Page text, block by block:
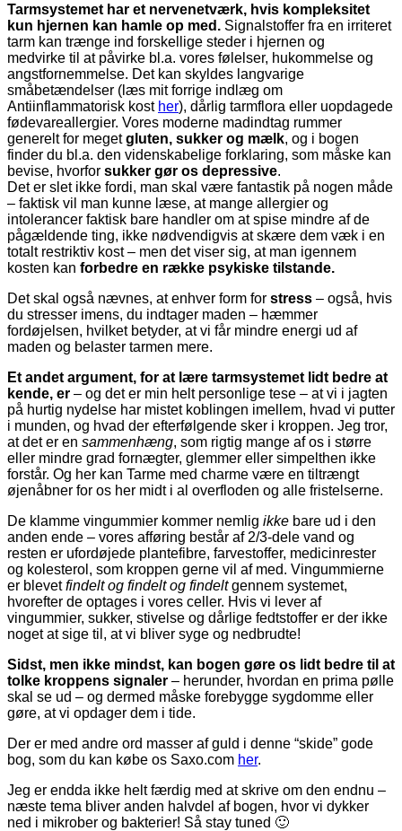
Tarmsystemet har et nervenetværk, hvis kompleksitet
kun hjernen kan hamle op med. Signalstoffer fra en irriteret
tarm kan trænge ind forskellige steder i hjernen og
medvirke til at påvirke bl.a. vores følelser, hukommelse og
angstfornemmelse. Det kan skyldes langvarige
småbetændelser (læs mit forrige indlæg om
Antiinflammatorisk kost her), dårlig tarmflora eller uopdagede
fødevareallergier. Vores moderne madindtag rummer
generelt for megetgluten, sukker og mælk, og i bogen
finder du bl.a. den videnskabelige forklaring, som måske kan
bevise, hvorfor sukker gør os depressive.
Det er slet ikke fordi, man skal være fantastik på nogen måde
– faktisk vil man kunne læse, at mange allergier og
intolerancer faktisk bare handler om at spise mindre af de
pågældende ting, ikke nødvendigvis at skære dem væk i en
totalt restriktiv kost – men det viser sig, at man igennem
kosten kan forbedre en række psykiske tilstande.
Det skal også nævnes, at enhver form for stress – også, hvis
du stresser imens, du indtager maden – hæmmer
fordøjelsen, hvilket betyder, at vi får mindre energi ud af
maden og belaster tarmen mere.
Et andet argument, for at lære tarmsystemet lidt bedre at
kende, er – og det er min helt personlige tese – at vi i jagten
på hurtig nydelse har mistet koblingen imellem, hvad vi putter
i munden, og hvad der efterfølgende sker i kroppen. Jeg tror,
at det er en sammenhæng, som rigtig mange af os i større
eller mindre grad fornægter, glemmer eller simpelthen ikke
forstår. Og her kan Tarme med charme være en tiltrængt
øjenåbner for os her midt i al overfloden og alle fristelserne.
De klamme vingummier kommer nemlig ikke bare ud i den
anden ende – vores afføring består af 2/3-dele vand og
resten er ufordøjede plantefibre, farvestoffer, medicinrester
og kolesterol, som kroppen gerne vil af med. Vingummierne
er blevetfindelt og findelt og findeltgennem systemet,
hvorefter de optages i vores celler. Hvis vi lever af
vingummier, sukker, stivelse og dårlige fedtstoffer er der ikke
noget at sige til, at vi bliver syge og nedbrudte!
Sidst, men ikke mindst, kan bogen gøre os lidt bedre til at
tolke kroppens signaler – herunder, hvordan en prima pølle
skal se ud – og dermed måske forebygge sygdomme eller
gøre, at vi opdager dem i tide.
Der er med andre ord masser af guld i denne “skide” gode
bog, som du kan købe os Saxo.com her.
Jeg er endda ikke helt færdig med at skrive om den endnu –
næste tema bliver anden halvdel af bogen, hvor vi dykker
ned i mikrober og bakterier! Så stay tuned 🙂